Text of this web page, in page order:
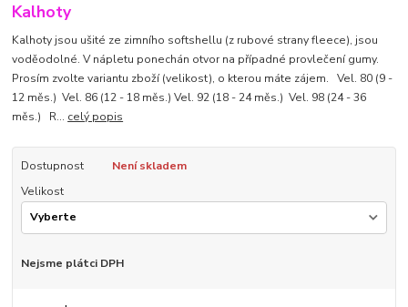
Kalhoty
Kalhoty jsou ušité ze zimního softshellu (z rubové strany fleece), jsou
voděodolné. V nápletu ponechán otvor na případné provlečení gumy.
Prosím zvolte variantu zboží (velikost), o kterou máte zájem. Vel. 80 (9 -
12 měs.) Vel. 86 (12 - 18 měs.) Vel. 92 (18 - 24 měs.) Vel. 98 (24 - 36
měs.) R... celý popis
Dostupnost
Není skladem
Velikost
Nejsme plátci DPH